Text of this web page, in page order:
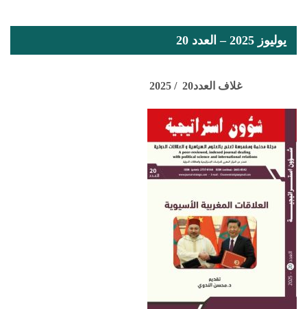
يوليوز 2025 – العدد 20
غلاف العدد20 / 2025